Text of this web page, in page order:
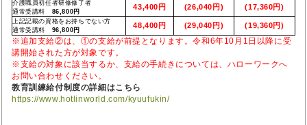
介護職員初任者研修修了者
通常受講料 86,800円
43,400円 (26,040円) (17,360円)
上記記載の資格をお持ちでない方
通常受講料 96,800円
48,400円 (29,040円) (19,360円)
※追加支給②は、①の支給が前提となります。令和6年10月1日以降に受
講開始された方が対象です。
※支給の対象に該当するか、支給の手続きについては、ハローワークへ
お問い合わせください。
教育訓練給付制度の詳細はこちら
https://www.hotlinworld.com/kyuufukin/